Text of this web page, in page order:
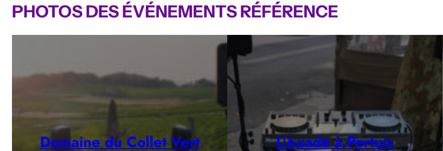
PHOTOS DES ÉVÉNEMENTS RÉFÉRENCE
Domaine du Collet Vert L’Azadé à Pertuis